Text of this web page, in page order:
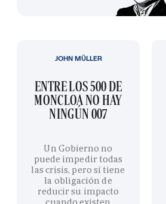
ENTRE LOS 500 DE
MONCLOA NO HAY
NINGÚN 007
Un Gobierno no
puede impedir todas
las crisis, pero sí tiene
la obligación de
reducir su impacto
JOHN MÜLLER